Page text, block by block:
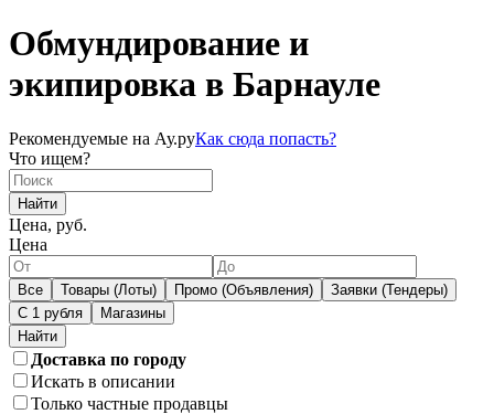
Обмундирование и
экипировка в Барнауле
Рекомендуемые на Ау.руКак сюда попасть?
Что ищем?
Найти
Цена, руб.
Цена
Все Товары (Лоты) Промо (Объявления)
Заявки (Тендеры)
С 1 рубля
Магазины
Доставка по городу
Искать в описании
Только частные продавцы